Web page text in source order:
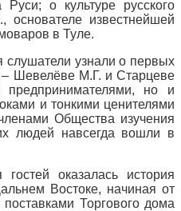
о культуре русского
известнейшей
в Туле.
слушатели узнали о первых
– Шевелёве М.Г. и Старцеве
но и
и тонкими ценителями
Общества изучения
людей навсегда вошли в
оказалась история
Востоке, начиная от
Торгового дома